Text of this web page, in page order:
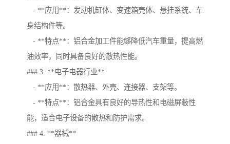
- **应用**：发动机缸体、变速箱壳体、悬挂系统、车
身结构件等。
- **特点**：铝合金加工件能够降低汽车重量，提高燃
油效率，同时具备良好的散热性能。
### 3. **电子电器行业**
- **应用**：散热器、外壳、连接器、支架等。
- **特点**：铝合金具有良好的导热性和电磁屏蔽性
能，适合电子设备的散热和防护需求。
### 4. **器械**